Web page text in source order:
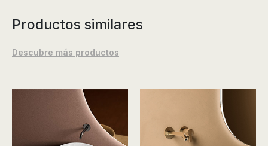
Productos similares
Descubre más productos